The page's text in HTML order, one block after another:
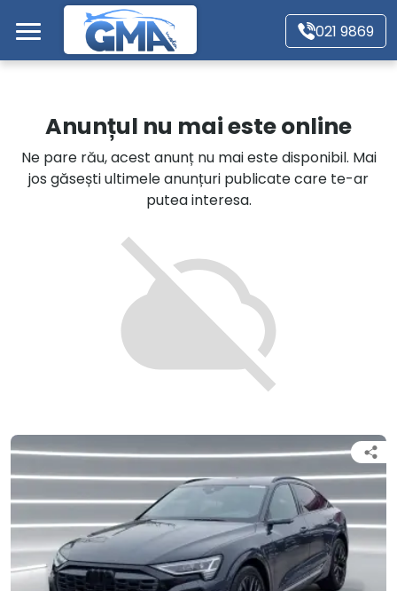
Mergi direct la conținutul principal
021 9869
Autoturisme
Motociclete
Autoutilitare
Alte tipuri vehicule
Anunțul nu mai este online
Ne pare rău, acest anunț nu mai este disponibil. Mai
jos găsești ultimele anunțuri publicate care te-ar
putea interesa.